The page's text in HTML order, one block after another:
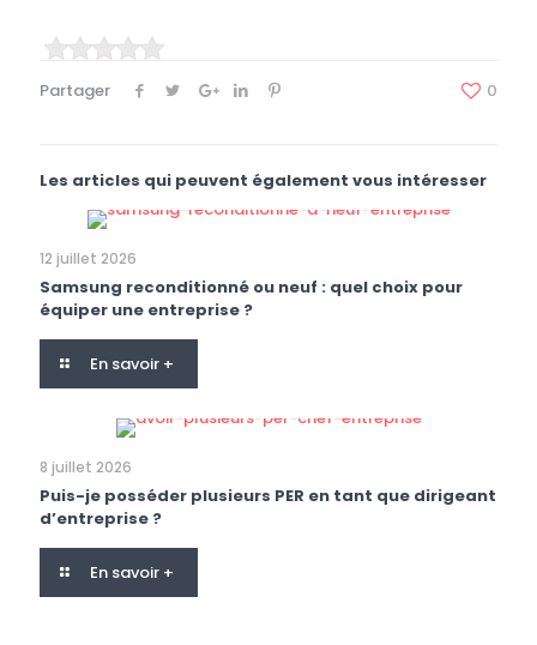
Partager 0
Les articles qui peuvent également vous intéresser
12 juillet 2026
Samsung reconditionné ou neuf : quel choix pour
équiper une entreprise ?
En savoir +
8 juillet 2026
Puis-je posséder plusieurs PER en tant que dirigeant
d’entreprise ?
En savoir +